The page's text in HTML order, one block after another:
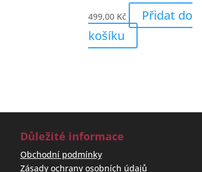
499,00 Kč
Přidat do
košíku
Důležité informace
Obchodní podmínky
Zásady ochrany osobních údajů